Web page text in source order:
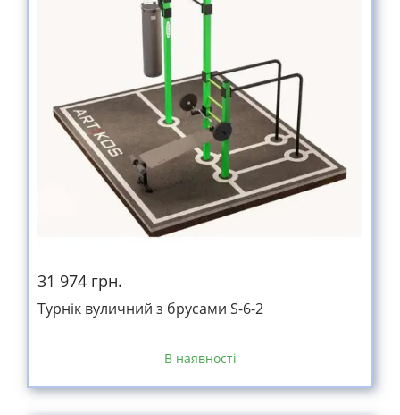
31 974 грн.
Турнік вуличний з брусами S-6-2
В наявності